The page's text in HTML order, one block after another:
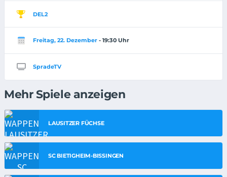
DEL2
Freitag, 22. Dezember - 19:30 Uhr
SpradeTV
Mehr Spiele anzeigen
LAUSITZER FÜCHSE
SC BIETIGHEIM-BISSINGEN